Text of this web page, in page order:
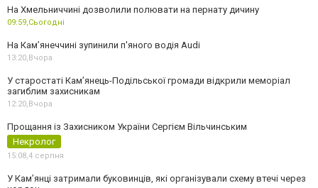
На Хмельниччині дозволили полювати на пернату дичину
09:59,Сьогодні
На Камʼянеччині зупинили п'яного водія Audi
13:20, Вчора
У старостаті Кам’янець-Подільської громади відкрили меморіал
загиблим захисникам
12:20, Вчора
Прощання із Захисником України Сергієм Вільчинським
Некролог
15:08,4 серпня
У Кам’янці затримали буковинців, які організували схему втечі через